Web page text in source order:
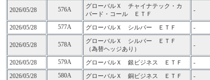
2026/05/28 576A
グローバルＸ チャイナテック・カ
バード・コール ＥＴＦ
-
2026/05/28 577A グローバルＸ シルバー ＥＴＦ -
2026/05/28 578A
グローバルＸ シルバー ＥＴＦ
（為替ヘッジあり）
-
2026/05/28 579A グローバルＸ 銀ビジネス ＥＴＦ -
2026/05/28
580A グローバルＸ 銅ビジネス ＥＴＦ -